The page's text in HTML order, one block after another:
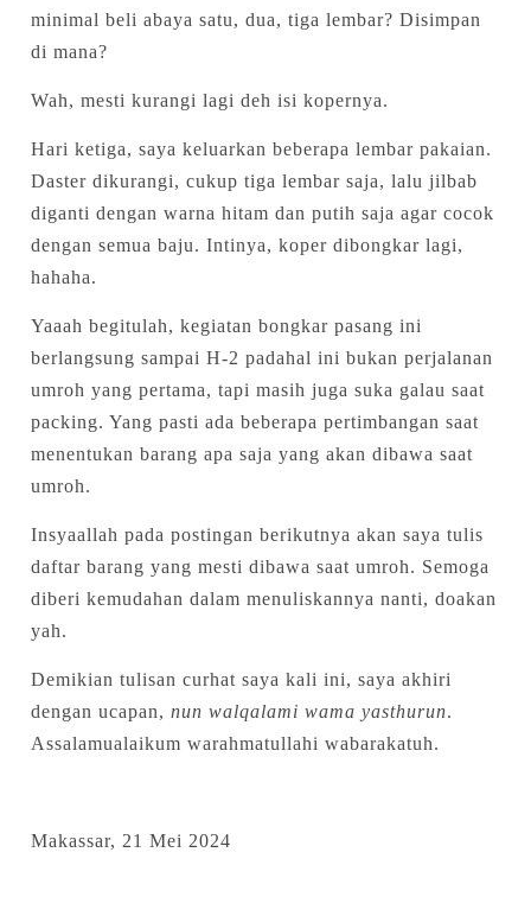
minimal beli abaya satu, dua, tiga lembar? Disimpan
di mana?
Wah, mesti kurangi lagi deh isi kopernya.
Hari ketiga, saya keluarkan beberapa lembar pakaian.
Daster dikurangi, cukup tiga lembar saja, lalu jilbab
diganti dengan warna hitam dan putih saja agar cocok
dengan semua baju. Intinya, koper dibongkar lagi,
hahaha.
Yaaah begitulah, kegiatan bongkar pasang ini
berlangsung sampai H-2 padahal ini bukan perjalanan
umroh yang pertama, tapi masih juga suka galau saat
packing. Yang pasti ada beberapa pertimbangan saat
menentukan barang apa saja yang akan dibawa saat
umroh.
Insyaallah pada postingan berikutnya akan saya tulis
daftar barang yang mesti dibawa saat umroh. Semoga
diberi kemudahan dalam menuliskannya nanti, doakan
yah.
Demikian tulisan curhat saya kali ini, saya akhiri
dengan ucapan, nun walqalami wama yasthurun.
Assalamualaikum warahmatullahi wabarakatuh.
Makassar, 21 Mei 2024